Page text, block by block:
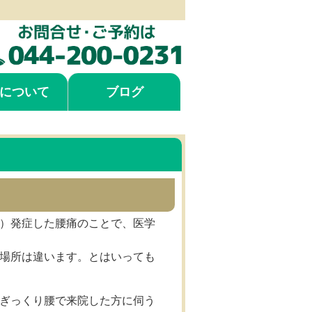
ついて ブログ
発症した腰痛のことで、医学
所は違います。とはいっても
っくり腰で来院した方に伺う